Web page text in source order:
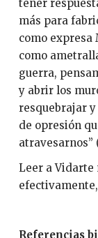
tener
más para
como expresa
como
guerra,
y abrir los
resquebrajar
de opresión
atravesarnos”
Leer a Vidarte
Referencias